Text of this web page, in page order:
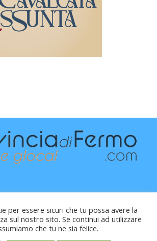
Leopardi 10 - 61121 Pesaro (PU) -
per essere sicuri che tu possa avere la
sul nostro sito. Se continui ad utilizzare
che tu ne sia felice.